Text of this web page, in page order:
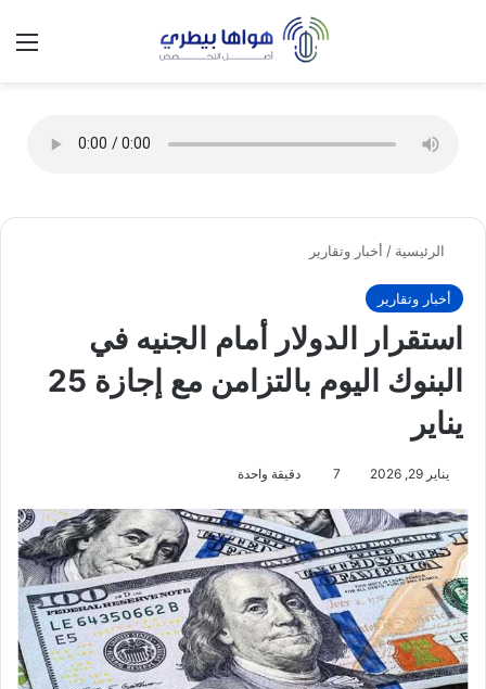
الوضع
الرئيسية / أخبار وتقارير
أخبار وتقارير
استقرار الدولار أمام الجنيه في
البنوك اليوم بالتزامن مع إجازة 25
يناير
يناير 29, 2026 7 دقيقة واحدة